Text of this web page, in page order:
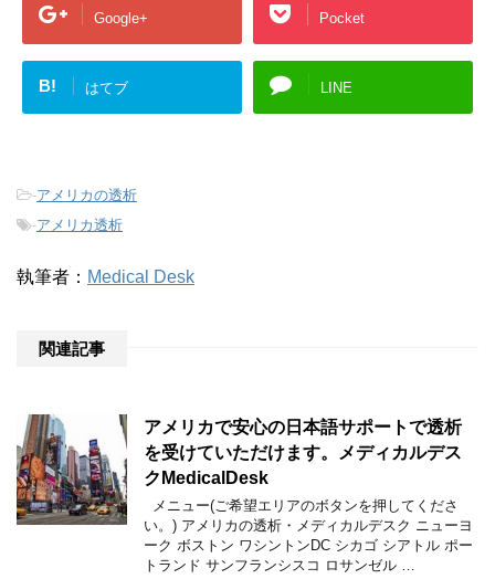
Google+ Pocket
B! はてブ LINE
-アメリカの透析
-アメリカ透析
執筆者： Medical Desk
関連記事
アメリカで安心の日本語サポートで透析
を受けていただけます。メディカルデス
クMedicalDesk
メニュー(ご希望エリアのボタンを押してくださ
い。) アメリカの透析・メディカルデスク ニューヨ
ーク ボストン ワシントンDC シカゴ シアトル ポー
トランド サンフランシスコ ロサンゼル …